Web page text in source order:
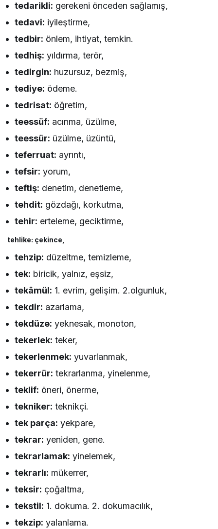
tedarikli: gerekeni önceden sağlamış,
tedavi: iyileştirme,
tedbir: önlem, ihtiyat, temkin.
tedhiş: yıldırma, terör,
tedirgin: huzursuz, bezmiş,
tediye: ödeme.
tedrisat: öğretim,
teessüf: acınma, üzülme,
teessür: üzülme, üzüntü,
teferruat: ayrıntı,
tefsir: yorum,
teftiş: denetim, denetleme,
tehdit: gözdağı, korkutma,
tehir: erteleme, geciktirme,
tehlike: çekince,
tehzip: düzeltme, temizleme,
tek: biricik, yalnız, eşsiz,
tekâmül: 1. evrim, gelişim. 2.olgunluk,
tekdir: azarlama,
tekdüze: yeknesak, monoton,
tekerlek: teker,
tekerlenmek: yuvarlanmak,
tekerrür: tekrarlanma, yinelenme,
teklif: öneri, önerme,
tekniker: teknikçi.
tek parça: yekpare,
tekrar: yeniden, gene.
tekrarlamak: yinelemek,
tekrarlı: mükerrer,
teksir: çoğaltma,
tekstil: 1. dokuma. 2. dokumacılık,
tekzip: yalanlama.